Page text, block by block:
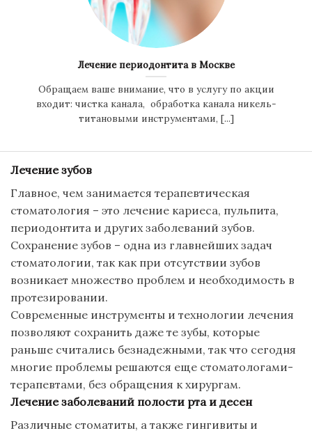
Лечение периодонтита в Москве
Обращаем ваше внимание, что в услугу по акции
входит: чистка канала, обработка канала никель-
титановыми инструментами, [...]
Лечение зубов
Главное, чем занимается терапевтическая
стоматология – это лечение кариеса, пульпита,
периодонтита и других заболеваний зубов.
Сохранение зубов – одна из главнейших задач
стоматологии, так как при отсутствии зубов
возникает множество проблем и необходимость в
протезировании.
Современные инструменты и технологии лечения
позволяют сохранить даже те зубы, которые
раньше считались безнадежными, так что сегодня
многие проблемы решаются еще стоматологами-
терапевтами, без обращения к хирургам.
Лечение заболеваний полости рта и десен
Различные стоматиты, а также гингивиты и